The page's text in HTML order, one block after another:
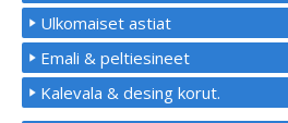
Ulkomaiset astiat
Emali & peltiesineet
Kalevala & desing korut.